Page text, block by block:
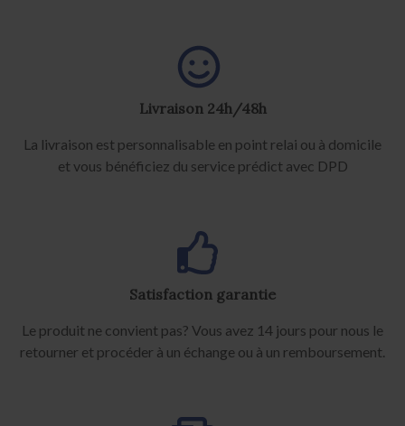
Livraison 24h/48h
La livraison est personnalisable en point relai ou à domicile
et vous bénéficiez du service prédict avec DPD
Satisfaction garantie
Le produit ne convient pas? Vous avez 14 jours pour nous le
retourner et procéder à un échange ou à un remboursement.